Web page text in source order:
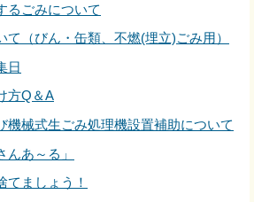
るごみについて
て（びん・缶類、不燃(埋立)ごみ用）
日
方Q＆A
機械式生ごみ処理機設置補助について
んあ～る」
てましょう！